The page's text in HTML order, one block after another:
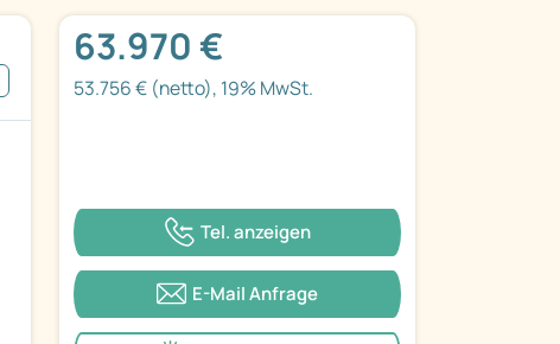
63.970 €
53.756 € (netto), 19% MwSt.
Tel. anzeigen
E-Mail Anfrage